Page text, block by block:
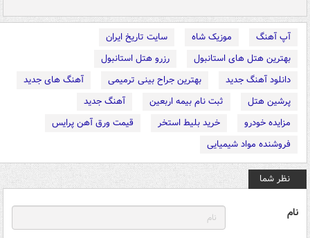
آپ آهنگ موزیک شاه
سایت تاریخ ایران
بهترین هتل های استانبول
رزرو هتل استانبول
دانلود آهنگ جدید
بهترین جراح بینی ترمیمی
آهنگ های جدید
پرشین هتل
ثبت نام بیمه اربعین
آهنگ جدید
مزایده خودرو
خرید بلیط استخر
قیمت ورق آهن پرایس
فروشنده مواد شیمیایی
نظر شما
نام